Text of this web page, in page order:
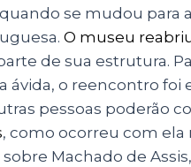
se mudou para
O museu
de sua estrutura.
ávida, o reencontro foi
pessoas poderão
, como ocorreu com ela
Machado de